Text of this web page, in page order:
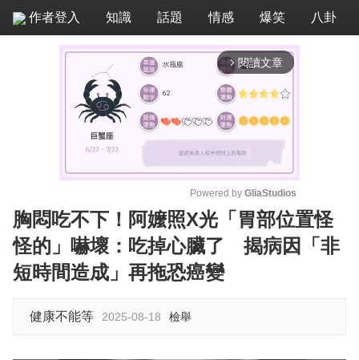
作者登入 知識 話題 情感 爆笑 八卦
arrow_forward_ios 閱讀文章
M
u
t
Powered by GliaStudios
胸悶吃不下！阿嬤照X光「胃部位置怪
怪的」嚇壞：吃掉心臟了 揭病因「非
短時間造成」再拖恐癌變
健康不能等 2025-08-18 檢舉